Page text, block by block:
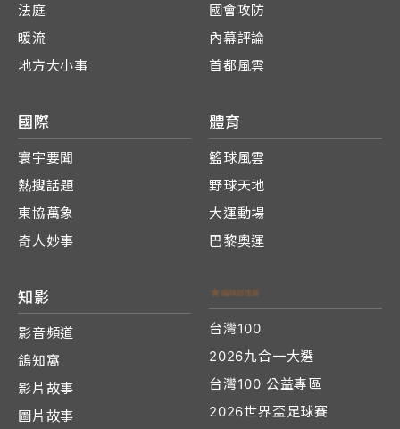
法庭
暖流
地方大小事
國會攻防
內幕評論
首都風雲
國際
寰宇要聞
熱搜話題
東協萬象
奇人妙事
體育
籃球風雲
野球天地
大運動場
巴黎奧運
知影
影音頻道
鴿知窩
影片故事
圖片故事
台灣100
2026九合一大選
台灣100 公益專區
2026世界盃足球賽